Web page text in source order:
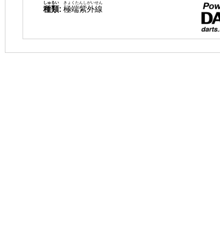
種類
しゅるい
: 極端紫外線
きょくたんしがいせん